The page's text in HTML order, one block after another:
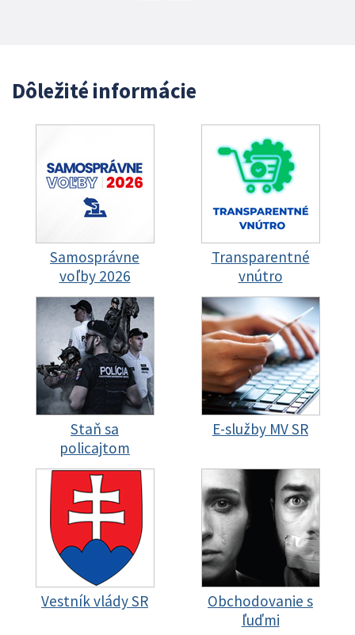
Dôležité informácie
Samosprávne
voľby 2026
Transparentné
vnútro
Staň sa
policajtom
E-služby MV SR
Vestník vlády SR
Obchodovanie s
ľuďmi